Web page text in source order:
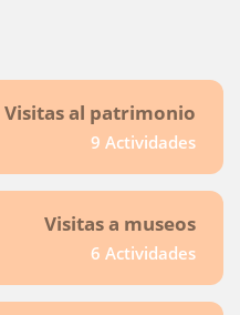
Visitas al patrimonio
9 Actividades
Visitas a museos
6 Actividades